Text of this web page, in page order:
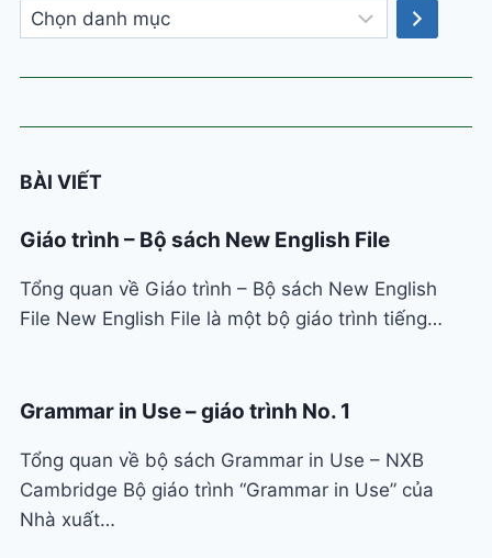
Chọn
danh
mục
BÀI VIẾT
Giáo trình – Bộ sách New English File
Tổng quan về Giáo trình – Bộ sách New English
File New English File là một bộ giáo trình tiếng…
Grammar in Use – giáo trình No. 1
Tổng quan về bộ sách Grammar in Use – NXB
Cambridge Bộ giáo trình “Grammar in Use” của
Nhà xuất…